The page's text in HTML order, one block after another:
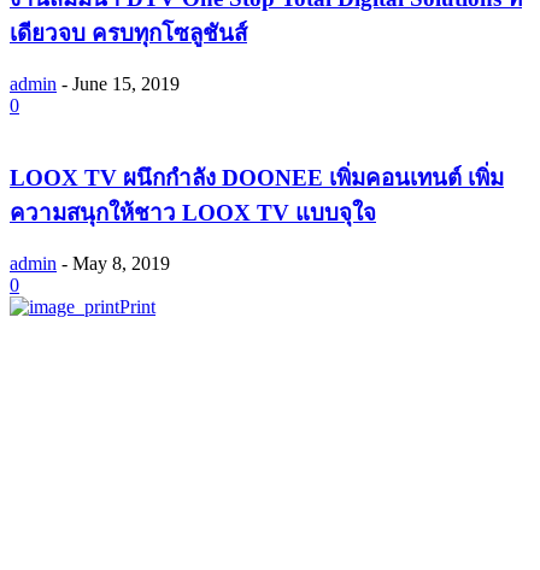
เดียวจบ ครบทุกโซลูชันส์
admin - June 15, 2019
0
LOOX TV ผนึกกำลัง DOONEE เพิ่มคอนเทนต์ เพิ่ม
ความสนุกให้ชาว LOOX TV แบบจุใจ
admin - May 8, 2019
0
Print